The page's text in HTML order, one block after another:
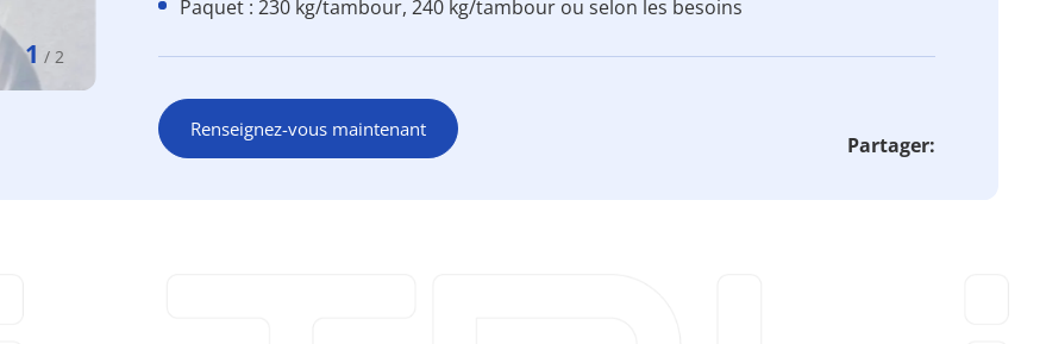
1 / 2
Paquet : 230 kg/tambour, 240 kg/tambour ou selon les besoins
Renseignez-vous maintenant
Partager: